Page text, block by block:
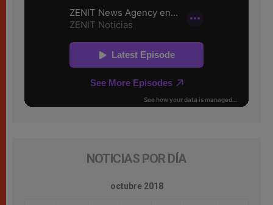
NOTICIAS POR DÍA
octubre 2018